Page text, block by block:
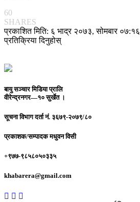
60
SHARES
प्रकाशित मिति: ६ भाद्र २०७३, सोमबार ०७:१६
प्रतिक्रिया दिनुहोस्
बायु सञ्चार मिडिया प्रालि
वीरेन्द्रनगर—१० सुर्खेत ।
सूचना विभाग दर्ता नं. ३६७९-२०७९/८०
प्रकाशक/सम्पादकमधुवन विसी
+९७७-९८५८०५०३३५
khabarera@gmail.com